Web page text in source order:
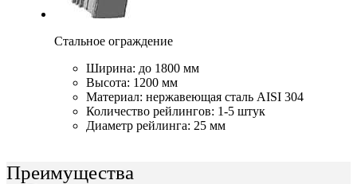
Стальное ограждение
Ширина: до 1800 мм
Высота: 1200 мм
Материал: нержавеющая сталь AISI 304
Количество рейлингов: 1-5 штук
Диаметр рейлинга: 25 мм
Преимущества